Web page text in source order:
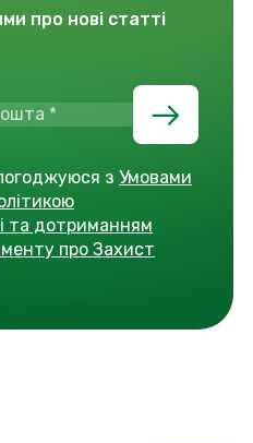
про нові статті
з Умовами
та дотриманням
про Захист